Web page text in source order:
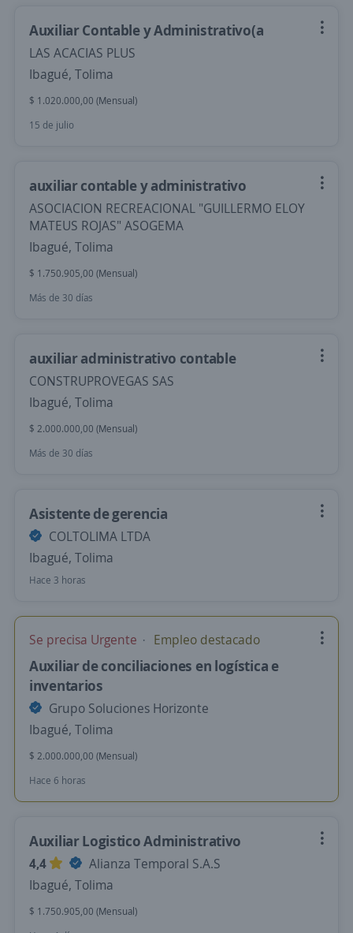
Auxiliar Contable y Administrativo(a
LAS ACACIAS PLUS
Ibagué, Tolima
$ 1.020.000,00 (Mensual)
15 de julio
auxiliar contable y administrativo
ASOCIACION RECREACIONAL "GUILLERMO ELOY
MATEUS ROJAS" ASOGEMA
Ibagué, Tolima
$ 1.750.905,00 (Mensual)
Más de 30 días
auxiliar administrativo contable
CONSTRUPROVEGAS SAS
Ibagué, Tolima
$ 2.000.000,00 (Mensual)
Más de 30 días
Asistente de gerencia
COLTOLIMA LTDA
Ibagué, Tolima
Hace 3 horas
Se precisa Urgente Empleo destacado
Auxiliar de conciliaciones en logística e
inventarios
Grupo Soluciones Horizonte
Ibagué, Tolima
$ 2.000.000,00 (Mensual)
Hace 6 horas
Auxiliar Logistico Administrativo
4,4
Alianza Temporal S.A.S
Ibagué, Tolima
$ 1.750.905,00 (Mensual)